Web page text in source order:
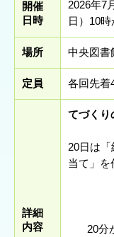
開催
日時
2026年7
日）10
場所 中央図
定員 各回先着
詳細
内容
てづくり
20日は「
当て」を
20分